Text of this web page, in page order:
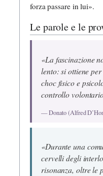
forza passare in lui».
Le parole e le
«La fascinazione
lento: si ottiene
choc fisico e
controllo
— Donato (Alfred
«Durante una
cervelli degli
risonanza, oltre le